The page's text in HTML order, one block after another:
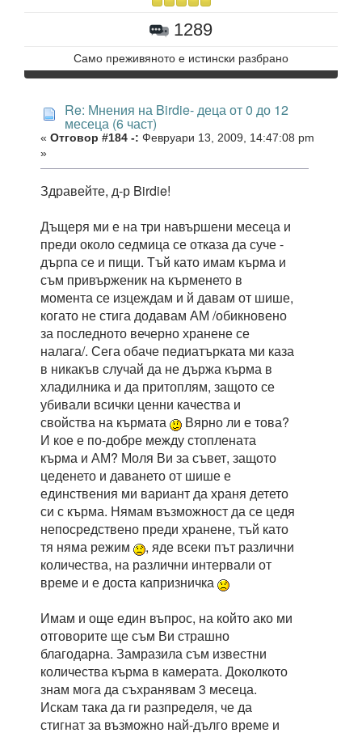
1289
Само преживяното е истински разбрано
Re: Мнения на Birdie- деца от 0 до 12
месеца (6 част)
« Отговор #184 -: Февруари 13, 2009, 14:47:08 pm
»
Здравейте, д-р Birdie!
Дъщеря ми е на три навършени месеца и
преди около седмица се отказа да суче -
дърпа се и пищи. Тъй като имам кърма и
съм привърженик на кърменето в
момента се изцеждам и й давам от шише,
когато не стига додавам АМ /обикновено
за последното вечерно хранене се
налага/. Сега обаче педиатърката ми каза
в никакъв случай да не държа кърма в
хладилника и да притоплям, защото се
убивали всички ценни качества и
свойства на кърмата
Вярно ли е това?
И кое е по-добре между стоплената
кърма и АМ? Моля Ви за съвет, защото
цеденето и даването от шише е
единствения ми вариант да храня детето
си с кърма. Нямам възможност да се цедя
непосредствено преди хранене, тъй като
тя няма режим
, яде всеки път различни
количества, на различни интервали от
време и е доста капризничка
Имам и още един въпрос, на който ако ми
отговорите ще съм Ви страшно
благодарна. Замразила съм известни
количества кърма в камерата. Доколкото
знам мога да съхранявам 3 месеца.
Искам така да ги разпределя, че да
стигнат за възможно най-дълго време и